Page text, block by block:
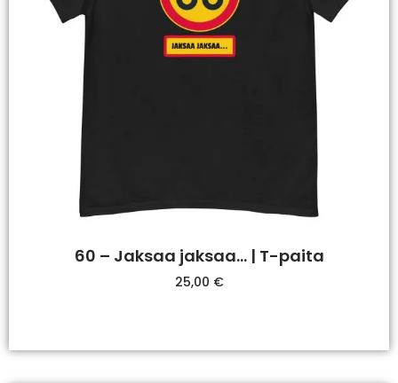
60 – Jaksaa jaksaa… | T-paita
25,00 €